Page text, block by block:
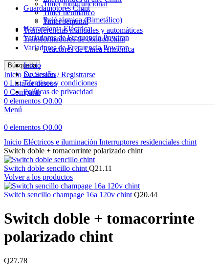
Timer multifuncional
Timer neumático
Timer semanal
Transferencias manuales y automáticas
Transformadores de control chint
Variadores de Frecuencia Powtran
Búsqueda
Inicio De Sesión / Registrarse
0 Lista de deseos
0 Comparar
0 elementos Q0.00
Menú
0 elementos Q0.00
Guardamotores Chint
Relé térmico (Bimetálico)
Herramienta Eléctrica
Variadores de Frecuencia Powtran
Reactores de Linea Armónica
Inicio
Sucursales
Términos y condiciones
Políticas de privacidad
Haga Click para agrandar
Inicio Eléctricos e iluminación Interruptores residenciales chint
Switch doble + tomacorrinte polarizado chint
Switch doble sencillo chint Q21.11
Volver a los productos
Switch sencillo champage 16a 120v chint Q20.44
Switch doble + tomacorrinte
polarizado chint
Q27.78